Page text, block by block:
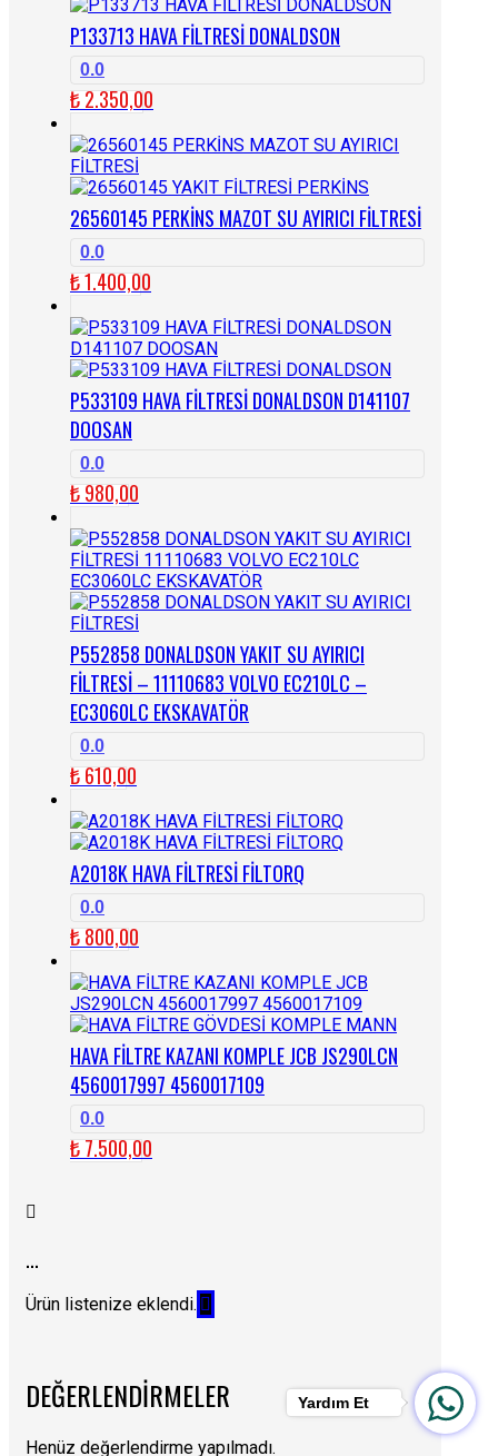
P133713 HAVA FİLTRESİ DONALDSON
0.0
₺2.350,00
26560145 PERKİNS MAZOT SU AYIRICI FİLTRESİ
0.0
₺1.400,00
P533109 HAVA FİLTRESİ DONALDSON D141107
DOOSAN
0.0
₺980,00
P552858 DONALDSON YAKIT SU AYIRICI
FİLTRESİ – 11110683 VOLVO EC210LC –
EC3060LC EKSKAVATÖR
0.0
₺610,00
A2018K HAVA FİLTRESİ FİLTORQ
0.0
₺800,00
HAVA FİLTRE KAZANI KOMPLE JCB JS290LCN
4560017997 4560017109
0.0
₺7.500,00
...
Ürün listenize eklendi.
DEĞERLENDIRMELER
Henüz değerlendirme yapılmadı.
Yardım Et